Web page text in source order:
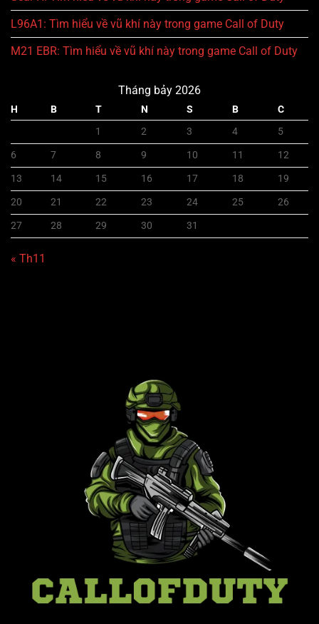
L96A1: Tìm hiểu về vũ khí này trong game Call of Duty
M21 EBR: Tìm hiểu về vũ khí này trong game Call of Duty
Tháng bảy 2026
H B T N S B
C
1
2 3 4
5
6
7 8 9 10 11
12
13
14 15 16 17 18
19
20
21 22 23 24 25
26
27
28 29 30 31
« Th11